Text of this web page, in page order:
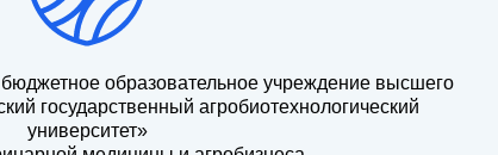
образовательное учреждение высшего
государственный агробиотехнологический
университет»